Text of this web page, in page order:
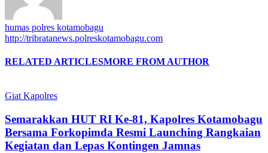
humas polres kotamobagu
http://tribratanews.polreskotamobagu.com
RELATED ARTICLESMORE FROM AUTHOR
Giat Kapolres
Semarakkan HUT RI Ke-81, Kapolres Kotamobagu
Bersama Forkopimda Resmi Launching Rangkaian
Kegiatan dan Lepas Kontingen Jamnas